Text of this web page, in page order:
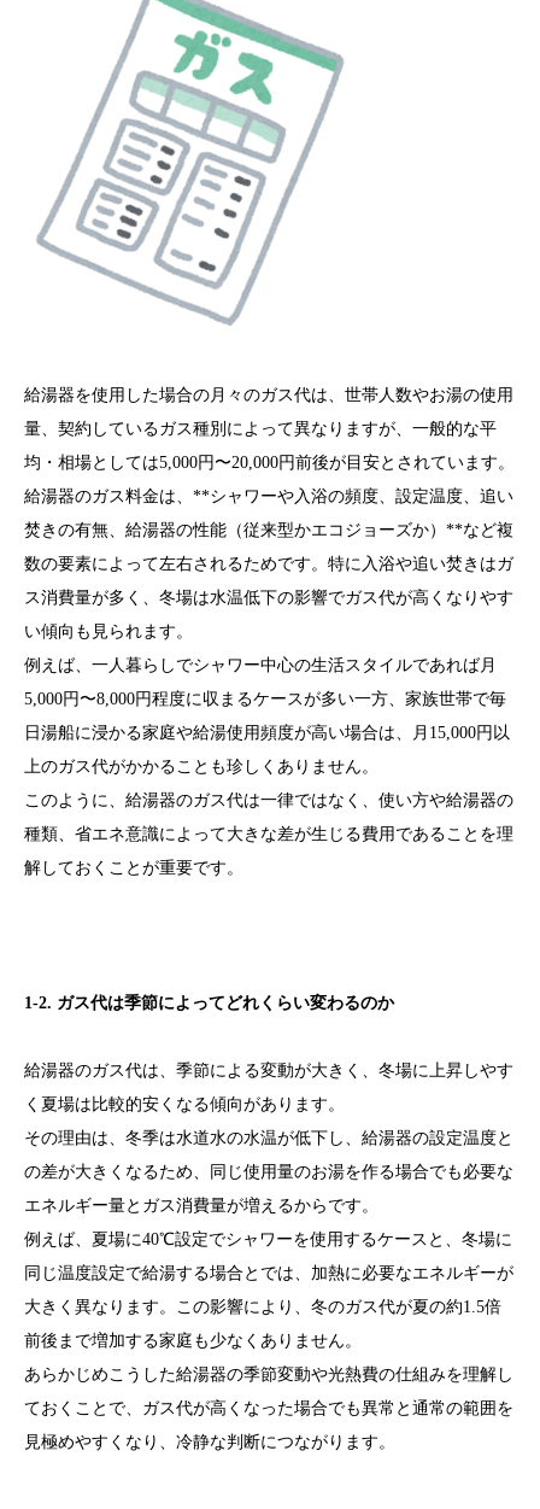
給湯器を使用した場合の月々のガス代は、世帯人数やお湯の使用
量、契約しているガス種別によって異なりますが、一般的な平
均・相場としては5,000円〜20,000円前後が目安とされています。
給湯器のガス料金は、**シャワーや入浴の頻度、設定温度、追い
焚きの有無、給湯器の性能（従来型かエコジョーズか）**など複
数の要素によって左右されるためです。特に入浴や追い焚きはガ
ス消費量が多く、冬場は水温低下の影響でガス代が高くなりやす
い傾向も見られます。
例えば、一人暮らしでシャワー中心の生活スタイルであれば月
5,000円〜8,000円程度に収まるケースが多い一方、家族世帯で毎
日湯船に浸かる家庭や給湯使用頻度が高い場合は、月15,000円以
上のガス代がかかることも珍しくありません。
このように、給湯器のガス代は一律ではなく、使い方や給湯器の
種類、省エネ意識によって大きな差が生じる費用であることを理
解しておくことが重要です。
1-2. ガス代は季節によってどれくらい変わるのか
給湯器のガス代は、季節による変動が大きく、冬場に上昇しやす
く夏場は比較的安くなる傾向があります。
その理由は、冬季は水道水の水温が低下し、給湯器の設定温度と
の差が大きくなるため、同じ使用量のお湯を作る場合でも必要な
エネルギー量とガス消費量が増えるからです。
例えば、夏場に40℃設定でシャワーを使用するケースと、冬場に
同じ温度設定で給湯する場合とでは、加熱に必要なエネルギーが
大きく異なります。この影響により、冬のガス代が夏の約1.5倍
前後まで増加する家庭も少なくありません。
あらかじめこうした給湯器の季節変動や光熱費の仕組みを理解し
ておくことで、ガス代が高くなった場合でも異常と通常の範囲を
見極めやすくなり、冷静な判断につながります。